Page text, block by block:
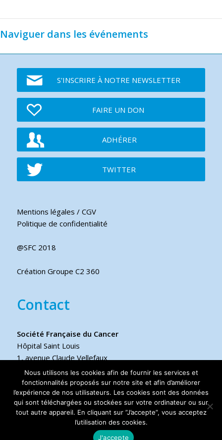
Naviguer dans les événements
S'INSCRIRE À NOTRE NEWSLETTER
FAIRE UN DON
ADHÉRER
TWITTER
Mentions légales / CGV
Politique de confidentialité
@SFC 2018
Création Groupe C2 360
Contact
Société Française du Cancer
Hôpital Saint Louis
1, avenue Claude Vellefaux
75475 Paris cedex 10 FRANCE
Téléphone
+33 6 17 44 70 76
Nous utilisons les cookies afin de fournir les services et
fonctionnalités proposés sur notre site et afin d’améliorer
l’expérience de nos utilisateurs. Les cookies sont des données
qui sont téléchargées ou stockées sur votre ordinateur ou sur
tout autre appareil. En cliquant sur ”J’accepte”, vous acceptez
l’utilisation des cookies.
J'accepte